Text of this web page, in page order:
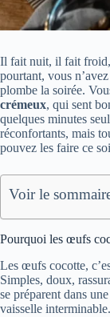
Il fait nuit, il fait
pourtant, vous
plombe la soirée.
crémeux, qui sent
quelques minutes
réconfortants, mais
pouvez les faire ce
Voir le
Pourquoi les œufs
Les œufs cocotte,
Simples, doux,
se préparent dans
vaisselle interminable.